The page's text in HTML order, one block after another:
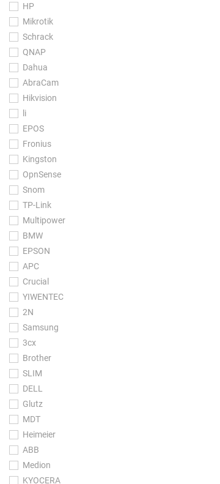
HP
Mikrotik
Schrack
QNAP
Dahua
AbraCam
Hikvision
li
EPOS
Fronius
Kingston
OpnSense
Snom
TP-Link
Multipower
BMW
EPSON
APC
Crucial
YIWENTEC
2N
Samsung
3cx
Brother
SLIM
DELL
Glutz
MDT
Heimeier
ABB
Medion
KYOCERA